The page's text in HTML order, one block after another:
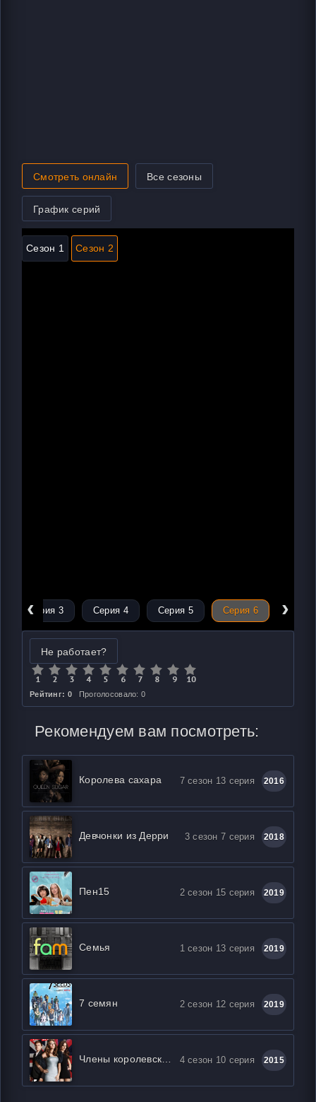
Смотреть онлайн Все сезоны
График серий
Сезон 1 Сезон 2
‹
Серия 3 Серия 4 Серия 5 Серия 6 ›
Не работает?
Рейтинг: 0 Проголосовало: 0
Рекомендуем вам посмотреть:
Королева сахара 7 сезон 13 серия 2016
Девчонки из Дерри 3 сезон 7 серия 2018
Пен15 2 сезон 15 серия 2019
Семья 1 сезон 13 серия 2019
7 семян 2 сезон 12 серия 2019
4 сезон 10 серия 2015